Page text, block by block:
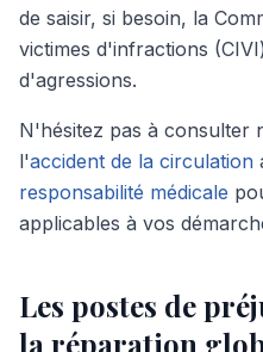
de saisir, si besoin, la
victimes d'infractions
d'agressions.
N'hésitez pas à consulter
l'accident de la circulation
responsabilité médicale
applicables à vos
Les postes de
la réparation